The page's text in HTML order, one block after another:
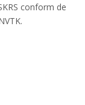
conform de